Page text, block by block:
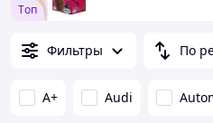
Tоп
Фильтры По
A+ Audi